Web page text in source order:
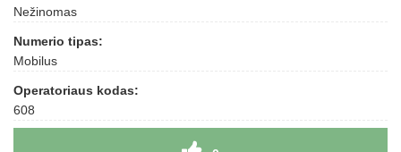
Nežinomas
Numerio tipas:
Mobilus
Operatoriaus kodas:
608